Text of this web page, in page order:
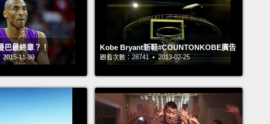
他在 1996 年 NBA 選秀會上以第 13 順位被 Charlotte 挑中...
Kobe Bryant from Lower Merion High School in
Pennsylvania.
賓州勞爾梅里恩高中的 Kobe Bryant。
...he was traded that same day to the Lakers.
...在當天就被交易到湖人隊。
最終章？！
11-30
Kobe Bryant新鞋#COUNTONKOBE廣告
觀看次數：28741 • 2013-02-25